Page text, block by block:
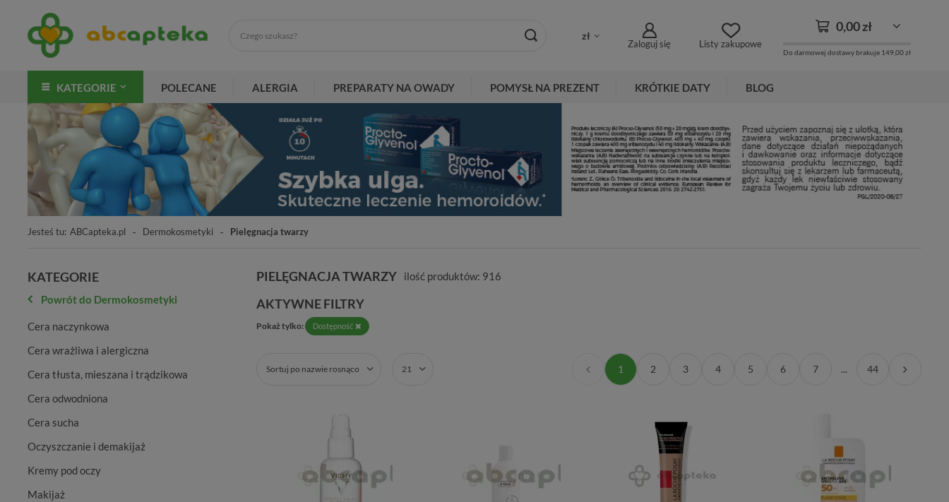
zł
Zaloguj się Listy zakupowe
0,00 zł
Do darmowej dostawy brakuje 149,00 zł
KATEGORIE POLECANE ALERGIA PREPARATY NA OWADY POMYSŁ NA PREZENT KRÓTKIE DATY BLOG
Jesteś tu: ABCapteka.pl Dermokosmetyki Pielęgnacja twarzy
KATEGORIE
Powrót do Dermokosmetyki
Cera naczynkowa
Cera wrażliwa i alergiczna
Cera tłusta, mieszana i trądzikowa
Cera odwodniona
Cera sucha
Oczyszczanie i demakijaż
Kremy pod oczy
Makijaż
PIELĘGNACJA TWARZY ilość produktów: 916
AKTYWNE FILTRY
Pokaż tylko: Dostępność
Sortuj po nazwie rosnąco 21 1 2 3 4 5 6 7 ... 44